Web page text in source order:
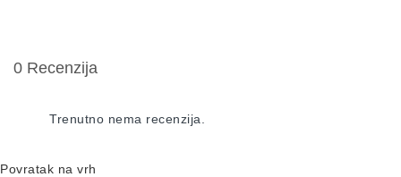
0 Recenzija
Trenutno nema recenzija.
Povratak na vrh